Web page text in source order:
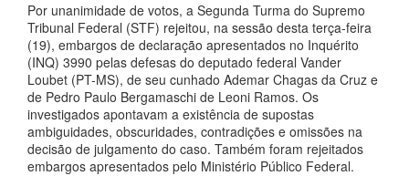
Por unanimidade de votos, a Segunda Turma do Supremo
Tribunal Federal (STF) rejeitou, na sessão desta terça-feira
(19), embargos de declaração apresentados no Inquérito
(INQ) 3990 pelas defesas do deputado federal Vander
Loubet (PT-MS), de seu cunhado Ademar Chagas da Cruz e
de Pedro Paulo Bergamaschi de Leoni Ramos. Os
investigados apontavam a existência de supostas
ambiguidades, obscuridades, contradições e omissões na
decisão de julgamento do caso. Também foram rejeitados
embargos apresentados pelo Ministério Público Federal.